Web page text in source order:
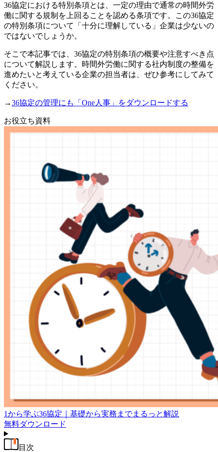
36協定における特別条項とは、一定の理由で通常の時間外労
働に関する規制を上回ることを認める条項です。この36協定
の特別条項について「十分に理解している」企業は少ないの
ではないでしょうか。
そこで本記事では、36協定の特別条項の概要や注意すべき点
について解説します。時間外労働に関する社内制度の整備を
進めたいと考えている企業の担当者は、ぜひ参考にしてみて
ください。
→36協定の管理にも「One人事」をダウンロードする
お役立ち資料
1から学ぶ36協定｜基礎から実務までまるっと解説
無料ダウンロード
目次